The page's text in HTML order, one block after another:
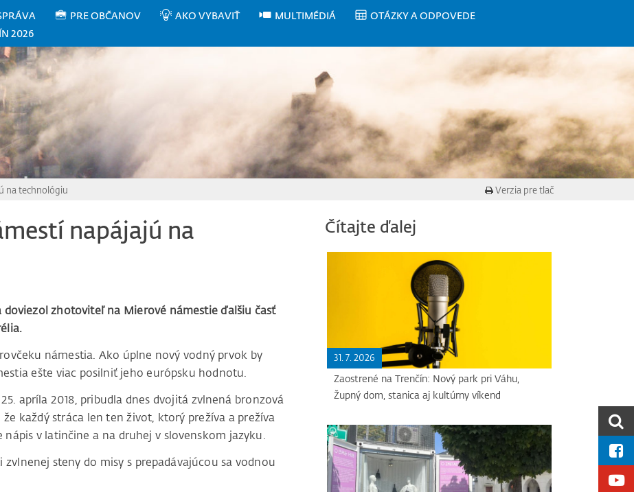
PRE OBČANOV AKO VYBAVIŤ MULTIMÉDIÁ
OTÁZKY A ODPOVEDE
2026
na technológiu Verzia pre tlač
napájajú na
doviezol zhotoviteľ na Mierové námestie ďalšiu časť
námestia. Ako úplne nový vodný prvok by
ešte viac posilniť jeho európsku hodnotu.
apríla 2018, pribudla dnes dvojitá zvlnená bronzová
každý stráca len ten život, ktorý prežíva a prežíva
v latinčine a na druhej v slovenskom jazyku.
steny do misy s prepadávajúcou sa vodnou
Čítajte ďalej
31. 7. 2026
Zaostrené na Trenčín: Nový park pri Váhu,
Župný dom, stanica aj kultúrny víkend